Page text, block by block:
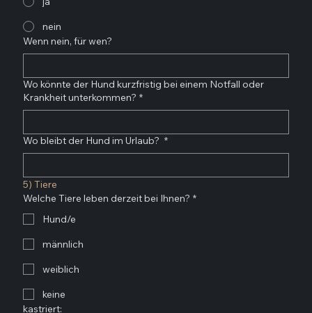
nein
Wenn nein, für wen?
Wo könnte der Hund kurzfristig bei einem Notfall oder
Krankheit unterkommen? *
Wo bleibt der Hund im Urlaub? *
5) Tiere
Welche Tiere leben derzeit bei Ihnen? *
Hund/e
männlich
weiblich
keine
kastriert: